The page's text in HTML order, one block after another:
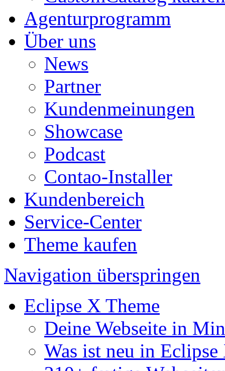
Agenturprogramm
Über uns
News
Partner
Kundenmeinungen
Showcase
Podcast
Contao-Installer
Kundenbereich
Service-Center
Theme kaufen
Navigation überspringen
Eclipse X Theme
Deine Webseite in
Was ist neu in Eclipse